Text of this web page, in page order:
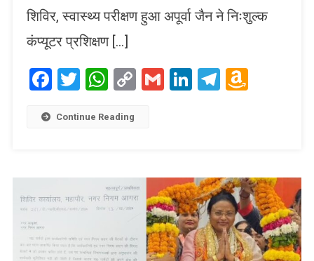
शिविर, स्वास्थ्य परीक्षण हुआ अपूर्वा जैन ने निःशुल्क
कंप्यूटर प्रशिक्षण […]
Facebook
Twitter
WhatsApp
CopyGmailLinkedIn
Telegram
Continue Reading